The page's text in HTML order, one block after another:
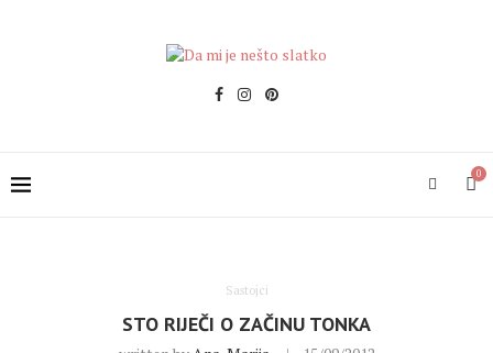
0
Sastojci
STO RIJEČI O ZAČINU TONKA